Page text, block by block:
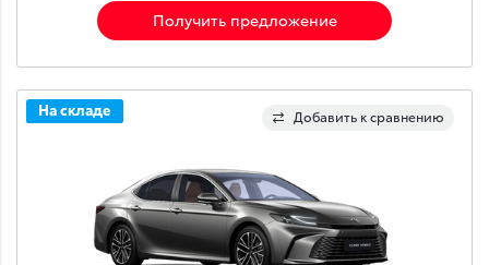
Получить предложение
Добавить к сравнению
На складе